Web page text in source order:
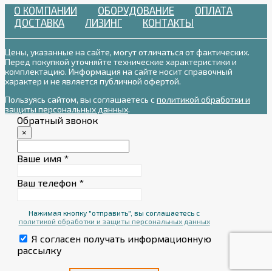
О КОМПАНИИ ОБОРУДОВАНИЕ
ОПЛАТА
ДОСТАВКА
ЛИЗИНГ КОНТАКТЫ
Цены, указанные на сайте, могут отличаться от фактических.
Перед покупкой уточняйте технические характеристики и
комплектацию. Информация на сайте носит справочный
характер и не является публичной офертой.
Пользуясь сайтом, вы соглашаетесь с политикой обработки и
защиты персональных данных.
Обратный звонок
×
Ваше имя *
Ваш телефон *
Нажимая кнопку "отправить", вы соглашаетесь с
политикой обработки и защиты персональных данных
Я согласен получать информационную
рассылку